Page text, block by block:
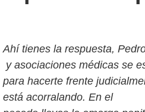
Ahí tienes la respuesta,
y asociaciones médicas se
para hacerte frente
está acorralando. En el